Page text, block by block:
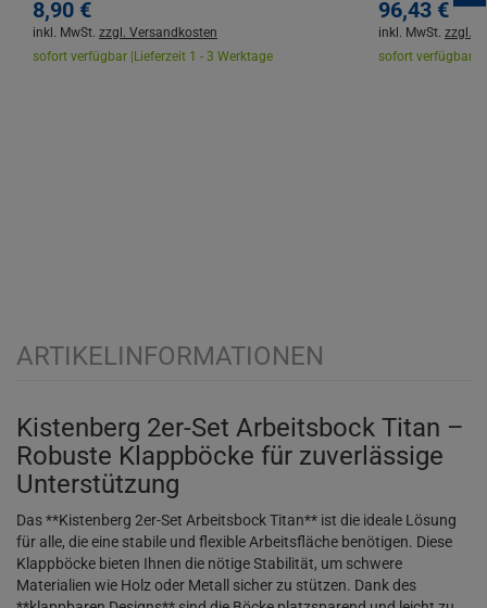
8,90 €
inkl. MwSt. zzgl. Versandkosten
sofort verfügbar | Lieferzeit 1 - 3 Werktage
96,43 €
inkl. MwSt. zzgl.
sofort verfügbar |
ARTIKELINFORMATIONEN
Kistenberg 2er-Set Arbeitsbock Titan –
Robuste Klappböcke für zuverlässige
Unterstützung
Das **Kistenberg 2er-Set Arbeitsbock Titan** ist die ideale Lösung
für alle, die eine stabile und flexible Arbeitsfläche benötigen. Diese
Klappböcke bieten Ihnen die nötige Stabilität, um schwere
Materialien wie Holz oder Metall sicher zu stützen. Dank des